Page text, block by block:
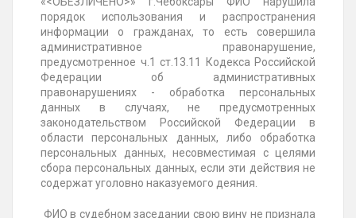
порядок использования и распространения
информации о гражданах, то есть совершила
административное правонарушение,
предусмотренное ч.1 ст.13.11
Кодекса Российской
Федерации об административных
правонарушениях - обработка персональных
данных в случаях, не предусмотренных
законодательством Российской Федерации в
области персональных данных, либо обработка
персональных данных, несовместимая с целями
сбора персональных данных, если эти действия не
содержат уголовно наказуемого деяния.
ФИО в судебном заседании свою вину не признала